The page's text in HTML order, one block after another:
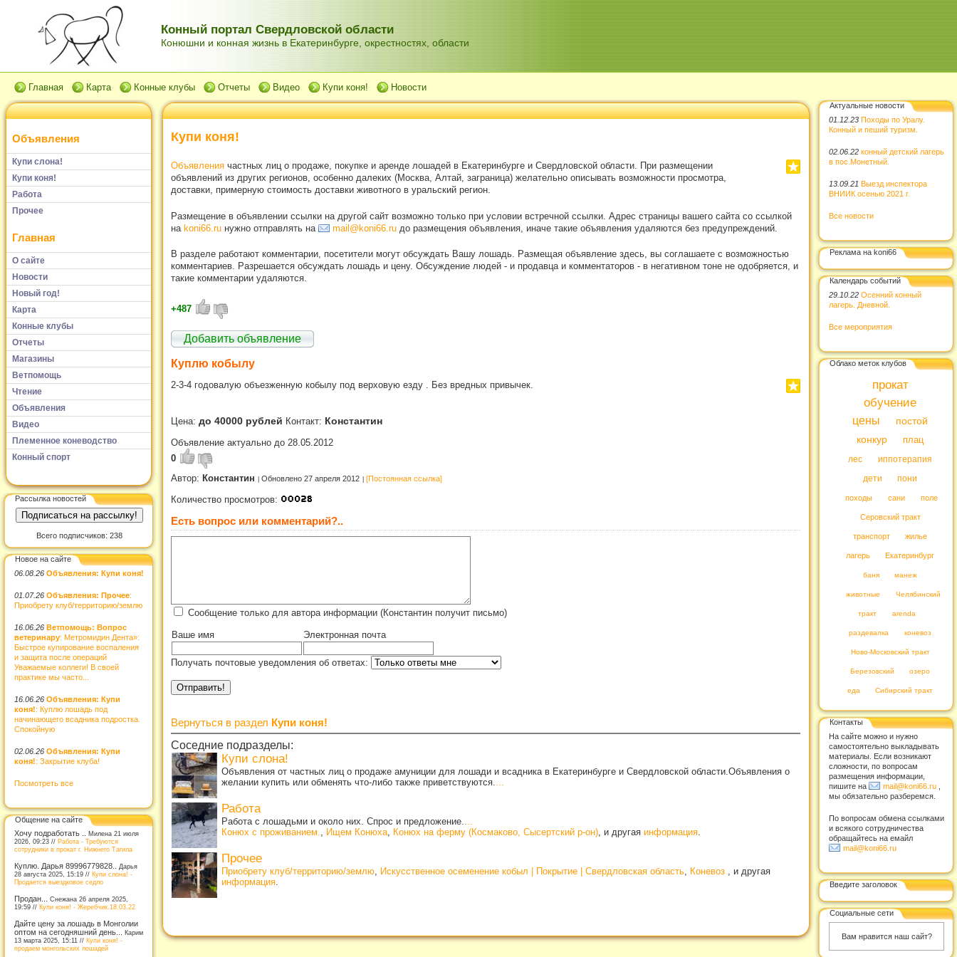
Конный портал Свердловской области
Конюшни и конная жизнь в Екатеринбурге, окрестностях, области
Главная Карта Конные клубы Отчеты Видео Купи коня! Новости
Объявления
Купи слона!
Купи коня!
Работа
Прочее
Главная
О сайте
Новости
Новый год!
Карта
Конные клубы
Отчеты
Магазины
Ветпомощь
Чтение
Объявления
Видео
Племенное коневодство
Конный спорт
Рассылка новостей
Всего подписчиков: 238
Новое на сайте
06.08.26 Объявления: Купи коня!
01.07.26 Объявления: Прочее:
Приобрету клуб/территорию/землю
16.06.26 Ветпомощь: Вопрос
ветеринару: Метромидин Дента»:
Быстрое купирование воспаления
и защита после операций
Уважаемые коллеги! В своей
практике мы часто...
16.06.26 Объявления: Купи
коня!: Куплю лошадь под
начинающего всадника подростка.
Спокойную
02.06.26 Объявления: Купи
коня!: Закрытие клуба!
Посмотреть все
Общение на сайте
Хочу подработать .. Милена 21 июля
2026, 09:23 // Работа - Требуются
сотрудники в прокат г. Нижнего Тагила
Куплю. Дарья 89996779828..
Дарья
28 августа 2025, 15:19 // Купи слона! -
Продается выездковое седло
Продан... Снежана 26 апреля 2025,
19:59 // Купи коня! - Жеребчик.18.03.22
Дайте цену за лошадь в Монголии
оптом на сегодняшний день... Карим
13 марта 2025, 15:11 // Купи коня! -
продаем монгольских лошадей
Купи коня!
Объявления частных лиц о продаже, покупке и аренде лошадей в Екатеринбурге и Свердловской области. При размещении
объявлений из других регионов, особенно далеких (Москва, Алтай, заграница) желательно описывать возможности просмотра,
доставки, примерную стоимость доставки животного в уральский регион.
Размещение в объявлении ссылки на другой сайт возможно только при условии встречной ссылки. Адрес страницы вашего сайта со ссылкой
на koni66.ru нужно отправлять на mail@koni66.ru до размещения объявления, иначе такие объявления удаляются без предупреждений.
В разделе работают комментарии, посетители могут обсуждать Вашу лошадь. Размещая объявление здесь, вы соглашаете с возможностью
комментариев. Разрешается обсуждать лошадь и цену. Обсуждение людей - и продавца и комментаторов - в негативном тоне не одобряется, и
такие комментарии удаляются.
+487
Добавить объявление
Куплю кобылу
2-3-4 годовалую объезженную кобылу под верховую езду . Без вредных привычек.
Цена: до 40000 рублей Контакт: Константин
Объявление актуально до 28.05.2012
0
Автор: Константин Обновлено 27 апреля 2012 [Постоянная ссылка]
Количество просмотров:
Есть вопрос или комментарий?..
Сообщение только для автора информации (Константин получит письмо)
Ваше имя Электронная почта
Получать почтовые уведомления об ответах:
Вернуться в раздел Купи коня!
Соседние подразделы:
Купи слона!
Объявления от частных лиц о продаже амуниции для лошади и всадника в Екатеринбурге и Свердловской области.Объявления о
желании купить или обменять что-либо также приветствуются.
Работа
Работа с лошадьми и около них. Спрос и предложение.
Конюх с проживанием.
Ищем Конюха Конюх на ферму (Космаково, Сысертский р-он) , и другая информация
Прочее
Приобрету клуб/территорию/землю Искусственное осеменение кобыл | Покрытие | Свердловская область Коневоз
, и другая
информация
Актуальные новости
01.12.23 Походы по Уралу.
Конный и пеший туризм.
02.06.22 конный детский лагерь
в пос.Монетный.
13.09.21 Выезд инспектора
ВНИИК осенью 2021 г.
Все новости
Реклама на koni66
Календарь событий
29.10.22 Осенний конный
лагерь. Дневной.
Все мероприятия
Облако меток клубов
прокат
обучение
цены
постой
конкур
плац
лес
иппотерапия
дети
пони
походы сани поле
Серовский тракт
транспорт жилье
лагерь Екатеринбург
баня манеж
животные Челябинский
тракт arenda
раздевалка коневоз
Ново-Московский тракт
Березовский озеро
еда Сибирский тракт
Контакты
На сайте можно и нужно
самостоятельно выкладывать
материалы. Если возникают
сложности, по вопросам
размещения информации,
пишите на
mail@koni66.ru
мы обязательно разберемся.
По вопросам обмена ссылками
и всякого сотрудничества
обращайтесь на емайл
mail@koni66.ru
Введите заголовок
Социальные сети
Вам нравится наш сайт?